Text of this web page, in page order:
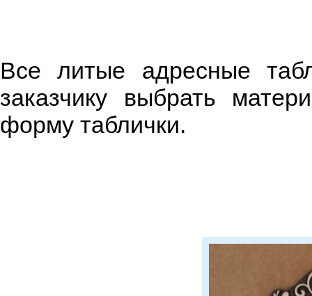
Все литые адресные
заказчику выбрать
форму таблички.